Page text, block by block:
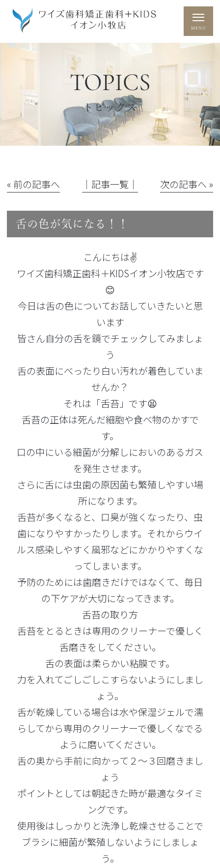
TOPICS
トピックス
« 前の記事へ │記事一覧│ 次の記事へ »
舌の色が気になる！！
こんにちは✌️
ワイズ歯科矯正歯科＋KIDSイオン小牧店です
😊
今日は舌の色についてお話していきたいと思
います
皆さん自分の舌を鏡でチェックしてみましょ
う
舌の表面にべったり白い汚れが着色していま
せんか？
それは「舌苔」です😫
舌苔の正体は死んだ細胞や食べ物のかすで
す。
口の中にいる細菌が分解しにおいのあるガス
を発生させます。
さらに舌には虫歯の原因菌も繁殖しやすい場
所になります。
舌苔が多くなると、口臭が強くなったり、虫
歯になりやすかったりします。それからウイ
ルス感染しやすく風邪などにかかりやすくな
ってしまいます。
予防のためには歯磨きだけではなくて、毎日
の下ケアが大切になってきます。
舌苔の取り方
舌苔をとるときは専用のクリーナーで優しく
舌磨きをしてください。
舌の表面は柔らかい粘膜です。
力を入れてごしごしこすらないようにしまし
ょう。
舌が乾燥している場合は水や保湿ジェルで濡
らしてから専用のクリーナーで優しくなでる
ように磨いてください。
舌の奥から手前に向かって２～３回磨きまし
ょう
ポイントとしては朝起きた時が最適なタイミ
ングです。
使用後はしっかりと洗浄し乾燥させることで
ブラシに細菌が繁殖しないようにしましょ
う。